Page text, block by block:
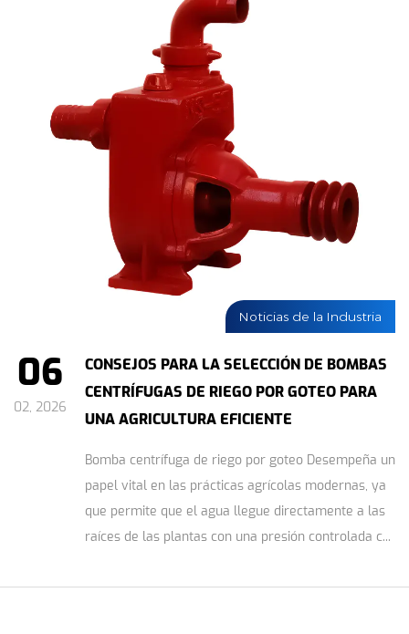
Noticias de la Industria
06
02, 2026
CONSEJOS PARA LA SELECCIÓN DE BOMBAS
CENTRÍFUGAS DE RIEGO POR GOTEO PARA
UNA AGRICULTURA EFICIENTE
Bomba centrífuga de riego por goteo Desempeña un
papel vital en las prácticas agrícolas modernas, ya
que permite que el agua llegue directamente a las
raíces de las plantas con una presión controlada c...